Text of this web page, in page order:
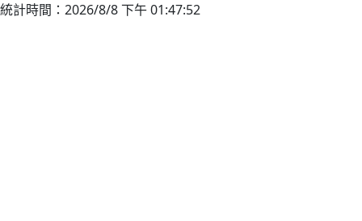
統計時間：2026/8/8 下午 01:47:52